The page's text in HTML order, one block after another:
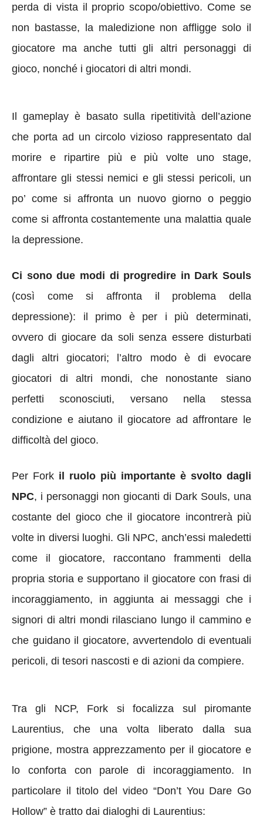
perda di vista il proprio scopo/obiettivo. Come se
non bastasse, la maledizione non affligge solo il
giocatore ma anche tutti gli altri personaggi di
gioco, nonché i giocatori di altri mondi.
Il gameplay è basato sulla ripetitività dell’azione
che porta ad un circolo vizioso rappresentato dal
morire e ripartire più e più volte uno stage,
affrontare gli stessi nemici e gli stessi pericoli, un
po’ come si affronta un nuovo giorno o peggio
come si affronta costantemente una malattia quale
la depressione.
Ci sono due modi di progredire in Dark Souls
(così come si affronta il problema della
depressione): il primo è per i più determinati,
ovvero di giocare da soli senza essere disturbati
dagli altri giocatori; l’altro modo è di evocare
giocatori di altri mondi, che nonostante siano
perfetti sconosciuti, versano nella stessa
condizione e aiutano il giocatore ad affrontare le
difficoltà del gioco.
Per Fork il ruolo più importante è svolto dagli
NPC, i personaggi non giocanti di Dark Souls, una
costante del gioco che il giocatore incontrerà più
volte in diversi luoghi. Gli NPC, anch’essi maledetti
come il giocatore, raccontano frammenti della
propria storia e supportano il giocatore con frasi di
incoraggiamento, in aggiunta ai messaggi che i
signori di altri mondi rilasciano lungo il cammino e
che guidano il giocatore, avvertendolo di eventuali
pericoli, di tesori nascosti e di azioni da compiere.
Tra gli NCP, Fork si focalizza sul piromante
Laurentius, che una volta liberato dalla sua
prigione, mostra apprezzamento per il giocatore e
lo conforta con parole di incoraggiamento. In
particolare il titolo del video “Don’t You Dare Go
Hollow” è tratto dai dialoghi di Laurentius: